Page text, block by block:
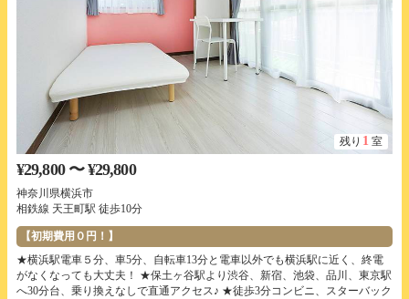
残り 1 室
¥29,800 〜 ¥29,800
神奈川県横浜市
相鉄線 天王町駅 徒歩10分
【初期費用０円！】
★横浜駅電車５分、車5分、自転車13分と電車以外でも横浜駅に近く、終電
がなくなっても大丈夫！ ★保土ヶ谷駅より渋谷、新宿、池袋、品川、東京駅
へ30分台、乗り換えなしで直通アクセス♪ ★徒歩3分コンビニ、スターバック